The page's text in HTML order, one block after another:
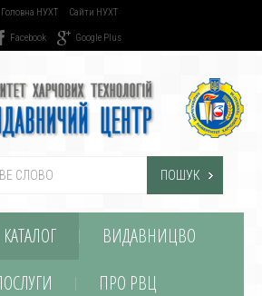
Головна НУХТ Сайти НУХТ
Facebook Google Plus
ПОШУК
КАТАЛОГ
ВИДАВНИЦВО
ПРО РВЦ